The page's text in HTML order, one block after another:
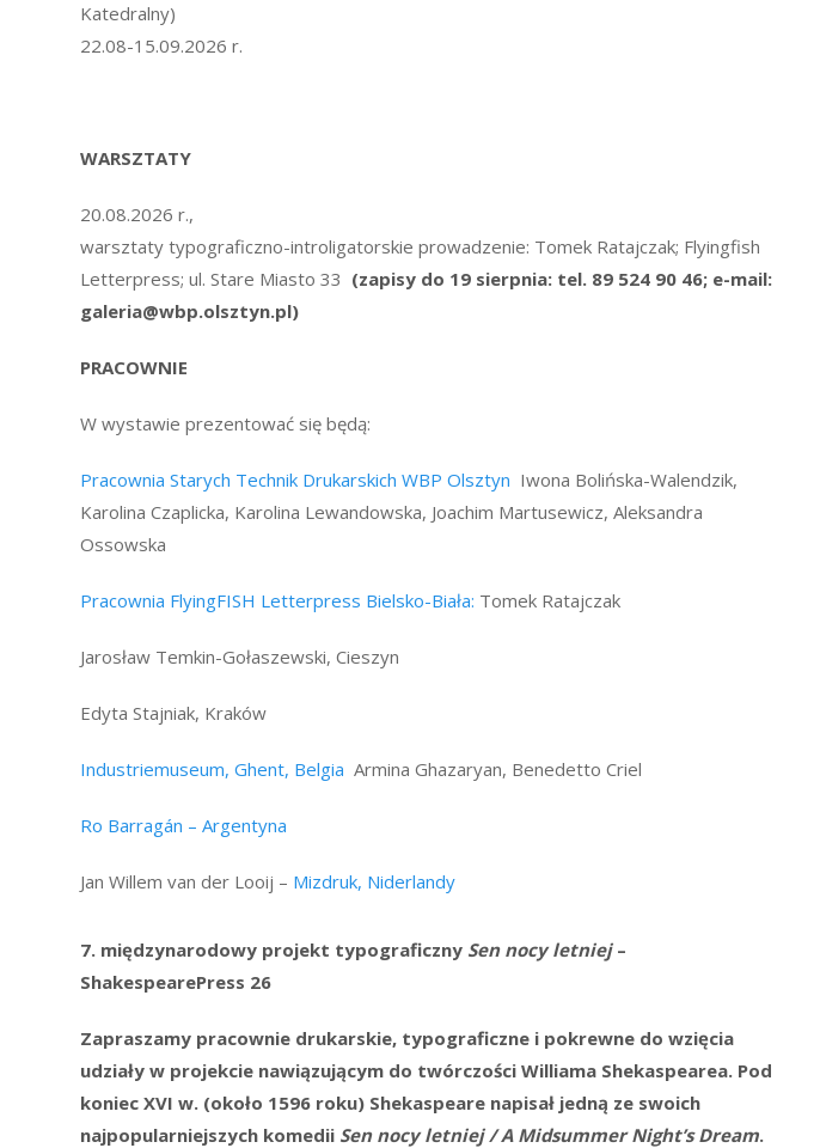
Katedralny)
22.08-15.09.2026 r.
WARSZTATY
20.08.2026 r.,
warsztaty typograficzno-introligatorskie prowadzenie: Tomek Ratajczak; Flyingfish
Letterpress; ul. Stare Miasto 33 (zapisy do 19 sierpnia: tel. 89 524 90 46; e-mail:
galeria@wbp.olsztyn.pl)
PRACOWNIE
W wystawie prezentować się będą:
Pracownia Starych Technik Drukarskich WBP Olsztyn Iwona Bolińska-Walendzik,
Karolina Czaplicka, Karolina Lewandowska, Joachim Martusewicz, Aleksandra
Ossowska
Pracownia FlyingFISH Letterpress Bielsko-Biała: Tomek Ratajczak
Jarosław Temkin-Gołaszewski, Cieszyn
Edyta Stajniak, Kraków
Industriemuseum, Ghent, Belgia Armina Ghazaryan, Benedetto Criel
Ro Barragán – Argentyna
Jan Willem van der Looij – Mizdruk, Niderlandy
7. międzynarodowy projekt typograficzny Sen nocy letniej–
ShakespearePress 26
Zapraszamy pracownie drukarskie, typograficzne i pokrewne do wzięcia
udziały w projekcie nawiązującym do twórczości Williama Shekaspearea. Pod
koniec XVI w. (około 1596 roku) Shekaspeare napisał jedną ze swoich
najpopularniejszych komedii Sen nocy letniej / A Midsummer Night’s Dream.